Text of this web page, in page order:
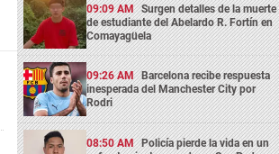
09:09 AM Surgen detalles de la muerte
de estudiante del Abelardo R. Fortín en
Comayagüela
09:26 AM Barcelona recibe respuesta
inesperada del Manchester City por
Rodri
08:50 AM Policía pierde la vida en un